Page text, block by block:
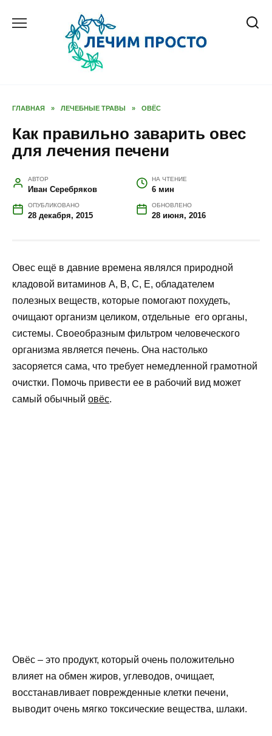
ГЛАВНАЯ » ЛЕЧЕБНЫЕ ТРАВЫ » ОВЁС
Как правильно заварить овес
для лечения печени
АВТОР
Иван Серебряков
НА ЧТЕНИЕ
6 мин
ОПУБЛИКОВАНО
28 декабря, 2015
ОБНОВЛЕНО
28 июня, 2016
Овес ещё в давние времена являлся природной
кладовой витаминов А, В, С, Е, обладателем
полезных веществ, которые помогают похудеть,
очищают организм целиком, отдельные его органы,
системы. Своеобразным фильтром человеческого
организма является печень. Она настолько
засоряется сама, что требует немедленной грамотной
очистки. Помочь привести ее в рабочий вид может
самый обычный овёс.
Овёс – это продукт, который очень положительно
влияет на обмен жиров, углеводов, очищает,
восстанавливает поврежденные клетки печени,
выводит очень мягко токсические вещества, шлаки.